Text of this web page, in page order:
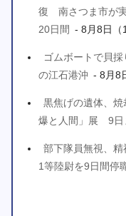
復 南さつま市が
20日間 - 8月8日（
ゴムボートで貝
の江石港沖 - 8月8
黒焦げの遺体、
爆と人間」展 9日
部下隊員無視、
1等陸尉を9日間停